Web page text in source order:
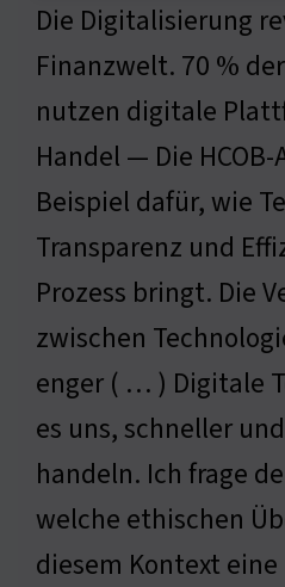
Die Digitalisierung
Finanzwelt. 70 %
nutzen digitale
Handel — Die
Beispiel dafür, wie
Transparenz und
Prozess bringt. Die
zwischen
enger ( … ) Digitale
es uns, schneller
handeln. Ich frage
welche ethischen
diesem Kontext